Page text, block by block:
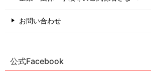
お問い合わせ
公式Facebook